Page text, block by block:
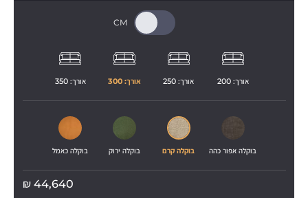
אורך: 200 אורך: 250 אורך: 300 אורך: 350
בוקלה אפור כהה בוקלה קרם בוקלה ירוק בוקלה כאמל
44,640
₪